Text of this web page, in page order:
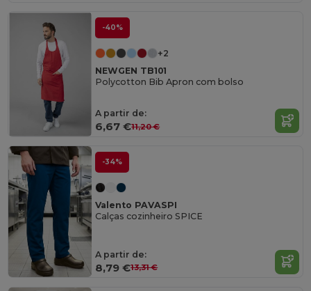
-40%
+2
NEWGEN TB101
Polycotton Bib Apron com bolso
A partir de:
6,67 €11,20 €
-34%
Valento PAVASPI
Calças cozinheiro SPICE
A partir de:
8,79 €13,31 €